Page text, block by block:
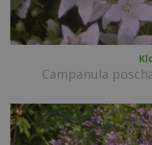
Campanula